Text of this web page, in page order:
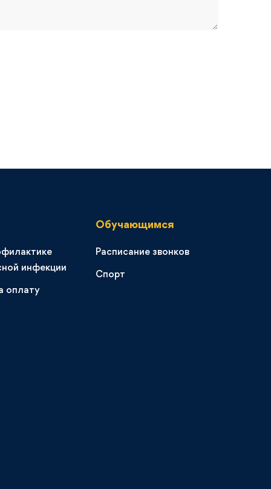
инфекции
оплату
Обучающимся
Расписание звонков
Спорт